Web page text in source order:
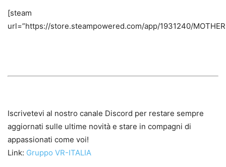
[steam
url=”https://store.steampowered.com/app/1931240/
Iscrivetevi al nostro canale Discord per restare sempre
aggiornati sulle ultime novità e stare in compagni di
appassionati come voi!
Link: Gruppo VR-ITALIA